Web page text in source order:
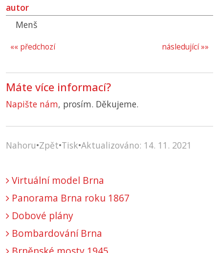
autor
Menš
následující »»
«« předchozí
Máte více informací?
Napište nám, prosím. Děkujeme.
Nahoru•Zpět•Tisk•Aktualizováno: 14. 11. 2021
Virtuální model Brna
Panorama Brna roku 1867
Dobové plány
Bombardování Brna